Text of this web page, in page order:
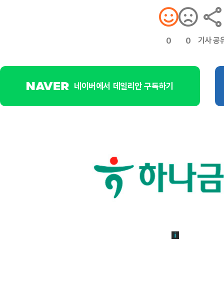
0 0 기사 공
네이버에서 데일리안 구독하기